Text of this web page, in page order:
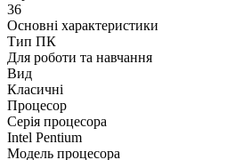
36
Основні характеристики
Тип ПК
Для роботи та навчання
Вид
Класичні
Процесор
Серія процесора
Intel Pentium
Модель процесора